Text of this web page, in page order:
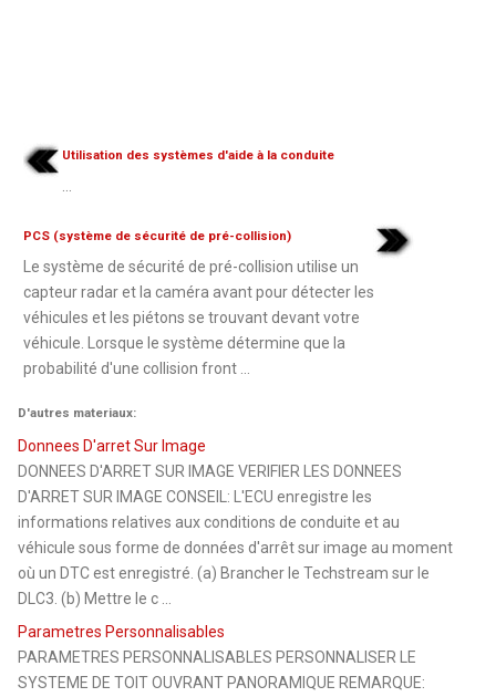
Utilisation des systèmes d'aide à la conduite
PCS (système de sécurité de pré-collision)
Le système de sécurité de pré-collision utilise un
capteur radar et la caméra avant pour détecter les
véhicules et les piétons se trouvant devant votre
véhicule. Lorsque le système détermine que la
probabilité d'une collision front ...
D'autres materiaux:
Donnees D'arret Sur Image
DONNEES D'ARRET SUR IMAGE VERIFIER LES DONNEES
D'ARRET SUR IMAGE CONSEIL: L'ECU enregistre les
informations relatives aux conditions de conduite et au
véhicule sous forme de données d'arrêt sur image au moment
où un DTC est enregistré. (a) Brancher le Techstream sur le
DLC3. (b) Mettre le c ...
Parametres Personnalisables
PARAMETRES PERSONNALISABLES PERSONNALISER LE
SYSTEME DE TOIT OUVRANT PANORAMIQUE REMARQUE: